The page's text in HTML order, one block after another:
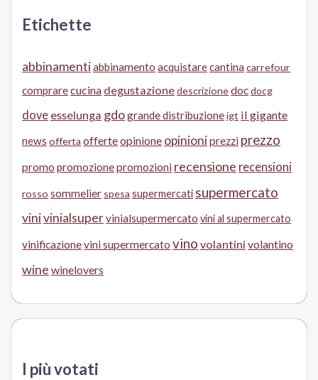
Etichette
abbinamentiabbinamento acquistarecantina carrefour
comprarecucina degustazionedescrizionedocdocg
dove esselunga gdogrande distribuzioneigt il gigante
news offerta offerteopinione opinioniprezzi prezzo
promo promozionepromozioni recensione recensioni
rosso sommelier spesa supermercati supermercato
vinivinialsupervinialsupermercato vini al supermercato
vinificazionevini supermercato vino volantini volantino
wine winelovers
I più votati